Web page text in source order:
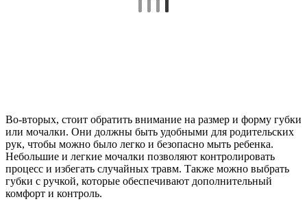
Во-вторых, стоит обратить внимание на размер и форму губки
или мочалки. Они должны быть удобными для родительских
рук, чтобы можно было легко и безопасно мыть ребенка.
Небольшие и легкие мочалки позволяют контролировать
процесс и избегать случайных травм. Также можно выбрать
губки с ручкой, которые обеспечивают дополнительный
комфорт и контроль.